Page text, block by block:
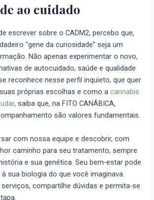
ao cuidado
escrever sobre o CADM2, percebo que,
“gene da curiosidade” seja um
Não apenas experimentar o novo,
de autocuidado, saúde e qualidade
reconhece nesse perfil inquieto, que quer
próprias escolhas e como acannabis
, saiba que, na FITO CANÁBICA,
são valores fundamentais.
com nossa equipe e descobrir, com
caminho para seu tratamento, sempre
e sua genética. Seu bem-estar pode
sua biologia do que você imaginava.
compartilhe dúvidas e permita-se